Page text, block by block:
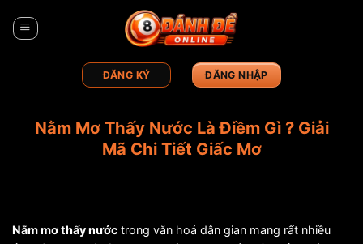
qua
ĐĂNG KÝ ĐĂNG NHẬP
Nằm Mơ Thấy Nước Là Điềm Gì ? Giải
Mã Chi Tiết Giấc Mơ
Nằm mơ thấy nước trong văn hoá dân gian mang rất nhiều